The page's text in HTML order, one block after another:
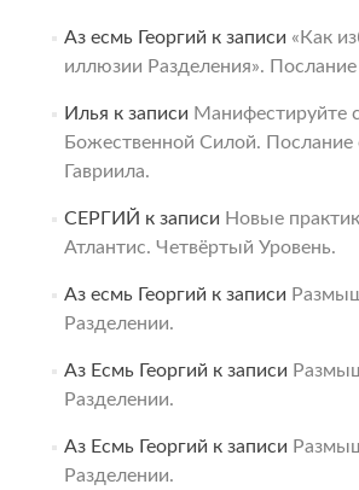
Аз есмь Георгий к записи «Как
иллюзии Разделения».
Илья к записи Манифестируйте
Божественной Силой. Послание
Гавриила.
СЕРГИЙ к записи Новые
Атлантис. Четвёртый Уровень.
Аз есмь Георгий к записи
Разделении.
Аз Есмь Георгий к записи
Разделении.
Аз Есмь Георгий к записи
Разделении.